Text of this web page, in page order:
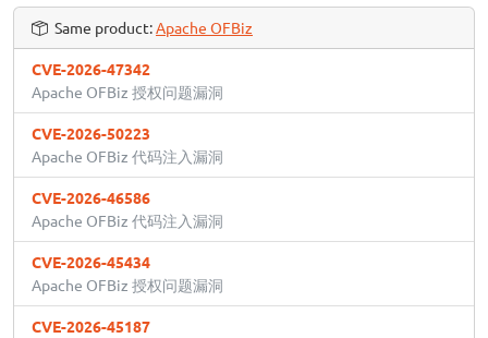
Same product:Apache OFBiz
CVE-2026-47342
Apache OFBiz 授权问题漏洞
CVE-2026-50223
Apache OFBiz 代码注入漏洞
CVE-2026-46586
Apache OFBiz 代码注入漏洞
CVE-2026-45434
Apache OFBiz 授权问题漏洞
CVE-2026-45187